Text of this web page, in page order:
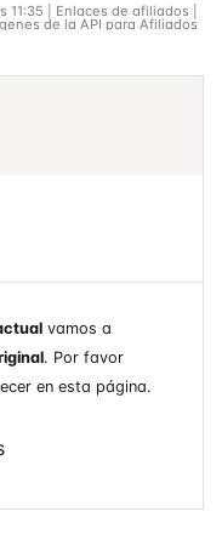
| Enlaces de afiliados |
de la API para Afiliados
vamos a
. Por favor
en esta página.